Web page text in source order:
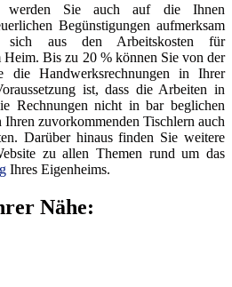
Sie auch auf die Ihnen
Begünstigungen aufmerksam
sich aus den Arbeitskosten für
Bis zu 20 % können Sie von der
die Handwerksrechnungen in Ihrer
ist, dass die Arbeiten in
Rechnungen nicht in bar beglichen
zuvorkommenden Tischlern auch
Darüber hinaus finden Sie weitere
zu allen Themen rund um das
Ihres Eigenheims.
Nähe: